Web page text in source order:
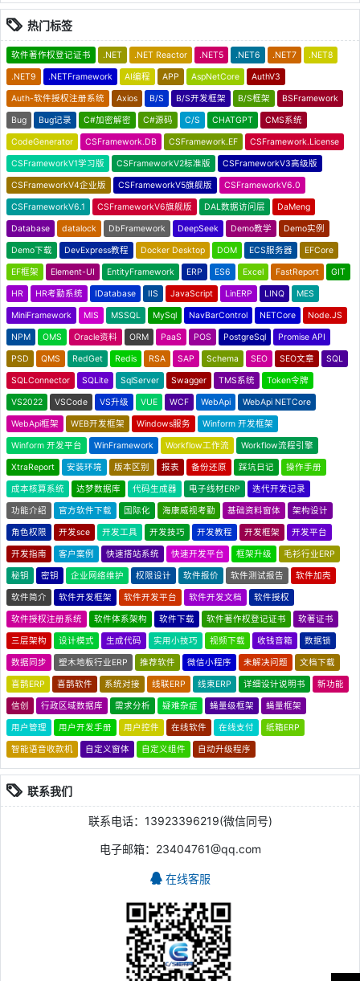
热门标签
软件著作权登记证书 .NET .NET Reactor .NET5 .NET6 .NET7 .NET8
.NET9 .NETFramework AI编程 APP AspNetCore AuthV3
Auth-软件授权注册系统 Axios B/S B/S开发框架 B/S框架 BSFramework
Bug Bug记录 C#加密解密 C#源码 C/S CHATGPT CMS系统
CodeGenerator CSFramework.DB CSFramework.EF CSFramework.License
CSFrameworkV1学习版 CSFrameworkV2标准版 CSFrameworkV3高级版
CSFrameworkV4企业版 CSFrameworkV5旗舰版 CSFrameworkV6.0
CSFrameworkV6.1 CSFrameworkV6旗舰版 DAL数据访问层 DaMeng
Database datalock DbFramework DeepSeek Demo教学 Demo实例
Demo下载 DevExpress教程 Docker Desktop DOM ECS服务器 EFCore
EF框架 Element-UI EntityFramework ERP ES6 Excel FastReport GIT
HR HR考勤系统 IDatabase IIS JavaScript LinERP LINQ MES
MiniFramework MIS MSSQL MySql NavBarControl NETCore Node.JS
NPM OMS Oracle资料 ORM PaaS POS PostgreSql Promise API
PSD QMS RedGet Redis RSA SAP Schema SEO SEO文章 SQL
SQLConnector SQLite SqlServer Swagger TMS系统 Token令牌
VS2022 VSCode VS升级 VUE WCF WebApi WebApi NETCore
WebApi框架 WEB开发框架 Windows服务 Winform 开发框架
Winform 开发平台 WinFramework Workflow工作流 Workflow流程引擎
XtraReport 安装环境 版本区别 报表 备份还原 踩坑日记 操作手册
成本核算系统 达梦数据库 代码生成器 电子线材ERP 迭代开发记录
功能介绍 官方软件下载 国际化 海康威视考勤 基础资料窗体 架构设计
角色权限 开发sce 开发工具 开发技巧 开发教程 开发框架 开发平台
开发指南 客户案例 快速搭站系统 快速开发平台 框架升级 毛衫行业ERP
秘钥 密钥 企业网络维护 权限设计 软件报价 软件测试报告 软件加壳
软件简介 软件开发框架 软件开发平台 软件开发文档 软件授权
软件授权注册系统 软件体系架构 软件下载 软件著作权登记证书 软著证书
三层架构 设计模式 生成代码 实用小技巧 视频下载 收钱音箱 数据锁
数据同步 塑木地板行业ERP 推荐软件 微信小程序 未解决问题 文档下载
喜鹊ERP 喜鹊软件 系统对接 线联ERP 线束ERP 详细设计说明书 新功能
信创 行政区域数据库 需求分析 疑难杂症 蝇量级框架 蝇量框架
用户管理 用户开发手册 用户控件 在线软件 在线支付 纸箱ERP
智能语音收款机 自定义窗体 自定义组件 自动升级程序
联系我们
联系电话：13923396219(微信同号)
电子邮箱：23404761@qq.com
在线客服